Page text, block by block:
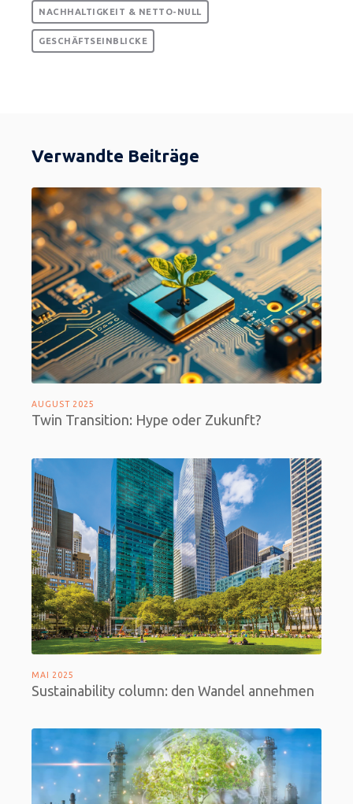
NACHHALTIGKEIT & NETTO-NULL
GESCHÄFTSEINBLICKE
Verwandte Beiträge
AUGUST 2025
Twin Transition: Hype oder Zukunft?
MAI 2025
Sustainability column: den Wandel annehmen